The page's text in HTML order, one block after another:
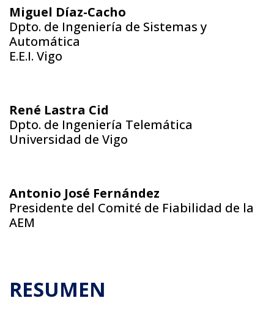
Miguel Díaz-Cacho
Dpto. de Ingeniería de Sistemas y
Automática
E.E.I. Vigo
René Lastra Cid
Dpto. de Ingeniería Telemática
Universidad de Vigo
Antonio José Fernández
Presidente del Comité de Fiabilidad de la
AEM
RESUMEN